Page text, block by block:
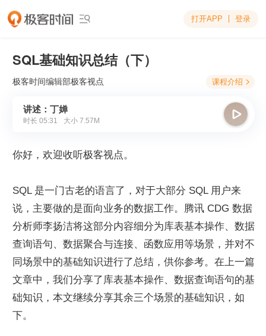
 打开APP 登录
SQL基础知识总结（下）
极客时间编辑部极客视点 课程介绍 
讲述：丁婵
时长 05:31 大小 7.57M

你好，欢迎收听极客视点。
SQL 是一门古老的语言了，对于大部分 SQL 用户来
说，主要做的是面向业务的数据工作。腾讯 CDG 数据
分析师李扬洁将这部分内容细分为库表基本操作、数据
查询语句、数据聚合与连接、函数应用等场景，并对不
同场景中的基础知识进行了总结，供你参考。在上一篇
文章中，我们分享了库表基本操作、数据查询语句的基
础知识，本文继续分享其余三个场景的基础知识，如
下。